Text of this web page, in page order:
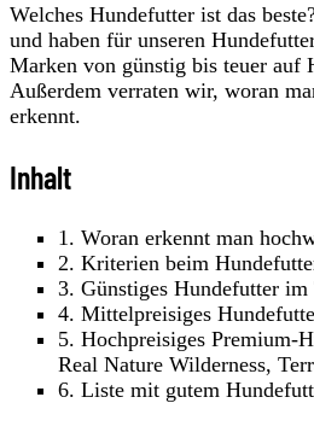
Welches Hundefutter ist das
und haben für unseren
Marken von günstig bis teuer auf
Außerdem verraten wir, woran
erkennt.
Inhalt
1. Woran erkennt man
2. Kriterien beim
3. Günstiges Hundefutter
4. Mittelpreisiges
5. Hochpreisiges Premium-
Real Nature Wilderness,
6. Liste mit gutem